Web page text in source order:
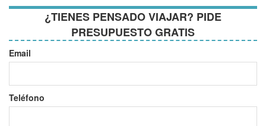
¿TIENES PENSADO VIAJAR? PIDE
PRESUPUESTO GRATIS
Email
Teléfono